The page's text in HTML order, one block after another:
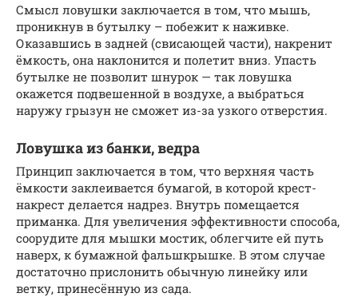
Смысл ловушки заключается в том, что мышь,
проникнув в бутылку – побежит к наживке.
Оказавшись в задней (свисающей части), накренит
ёмкость, она наклонится и полетит вниз. Упасть
бутылке не позволит шнурок — так ловушка
окажется подвешенной в воздухе, а выбраться
наружу грызун не сможет из-за узкого отверстия.
Ловушка из банки, ведра
Принцип заключается в том, что верхняя часть
ёмкости заклеивается бумагой, в которой крест-
накрест делается надрез. Внутрь помещается
приманка. Для увеличения эффективности способа,
соорудите для мышки мостик, облегчите ей путь
наверх, к бумажной фальшкрышке. В этом случае
достаточно прислонить обычную линейку или
ветку, принесённую из сада.